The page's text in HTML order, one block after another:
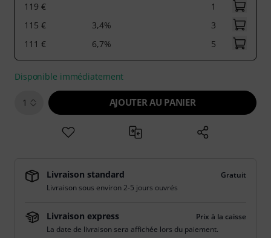
119 €
1
115 €
3,4%
3
111 €
6,7% 5
Disponible immédiatement
1 AJOUTER AU PANIER
Livraison standard
Gratuit
Livraison sous environ 2-5 jours ouvrés
Livraison express
Prix à la caisse
La date de livraison sera affichée lors du paiement.